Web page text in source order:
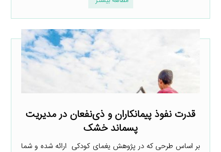
قدرت نفوذ پیمانکاران و ذی‌نفعان در مدیریت
پسماند خشک
بر اساس طرحی که در پژوهش یغمای کودکی ارائه شده و شما